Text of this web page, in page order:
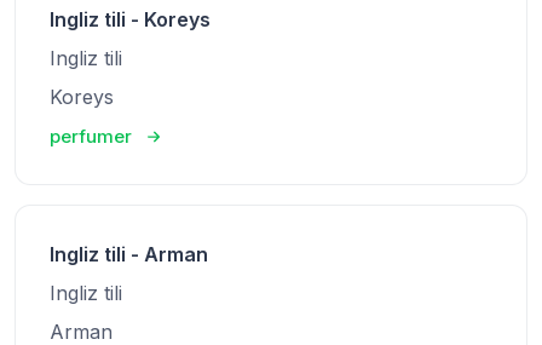
Ingliz tili - Koreys
Ingliz tili
Koreys
perfumer
Ingliz tili - Arman
Ingliz tili
Arman